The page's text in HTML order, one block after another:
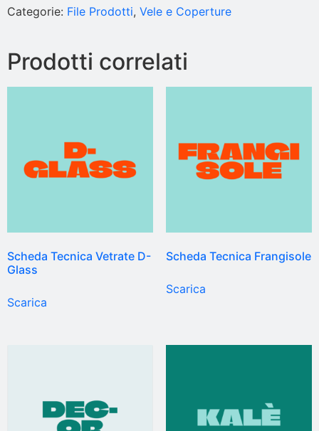
Categorie: File Prodotti, Vele e Coperture
Prodotti correlati
Scheda Tecnica Vetrate D-
Glass
Scarica
Scheda Tecnica Frangisole
Scarica